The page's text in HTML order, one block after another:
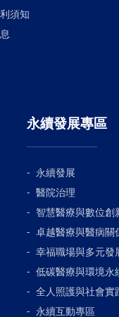
須知
永續發展專區
永續發展
醫院治理
智慧醫療與數位創
卓越醫療與醫病關
幸福職場與多元發
低碳醫療與環境永
全人照護與社會實
永續互動專區